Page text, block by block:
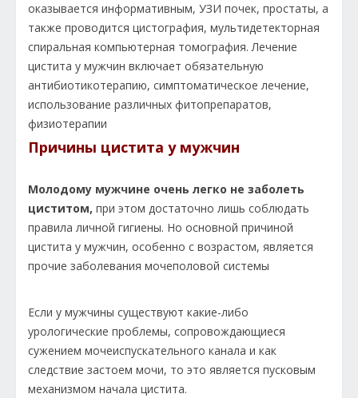
оказывается информативным, УЗИ почек, простаты, а
также проводится цистография, мультидетекторная
спиральная компьютерная томография. Лечение
цистита у мужчин включает обязательную
антибиотикотерапию, симптоматическое лечение,
использование различных фитопрепаратов,
физиотерапии
Причины цистита у мужчин
Молодому мужчине очень легко не заболеть
циститом, при этом достаточно лишь соблюдать
правила личной гигиены. Но основной причиной
цистита у мужчин, особенно с возрастом, является
прочие заболевания мочеполовой системы
Если у мужчины существуют какие-либо
урологические проблемы, сопровождающиеся
сужением мочеиспускательного канала и как
следствие застоем мочи, то это является пусковым
механизмом начала цистита.